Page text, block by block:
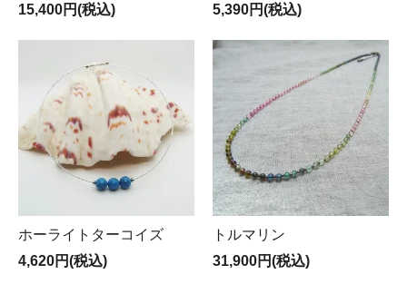
15,400円(税込)
5,390円(税込)
ホーライトターコイズ
4,620円(税込)
トルマリン
31,900円(税込)